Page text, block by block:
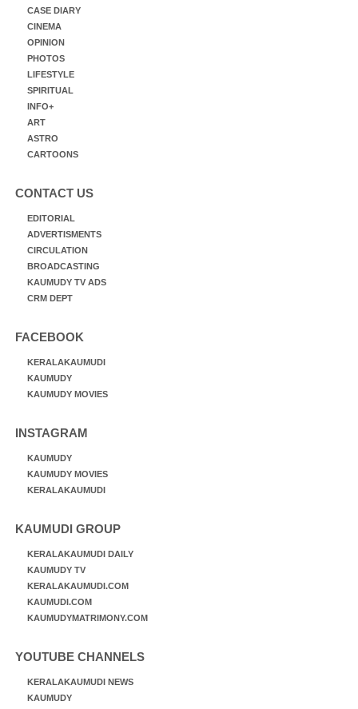
CASE DIARY
CINEMA
OPINION
PHOTOS
LIFESTYLE
SPIRITUAL
INFO+
ART
ASTRO
CARTOONS
CONTACT US
EDITORIAL
ADVERTISMENTS
CIRCULATION
BROADCASTING
KAUMUDY TV ADS
CRM DEPT
FACEBOOK
KERALAKAUMUDI
KAUMUDY
KAUMUDY MOVIES
INSTAGRAM
KAUMUDY
KAUMUDY MOVIES
KERALAKAUMUDI
KAUMUDI GROUP
KERALAKAUMUDI DAILY
KAUMUDY TV
KERALAKAUMUDI.COM
KAUMUDI.COM
KAUMUDYMATRIMONY.COM
YOUTUBE CHANNELS
KERALAKAUMUDI NEWS
KAUMUDY